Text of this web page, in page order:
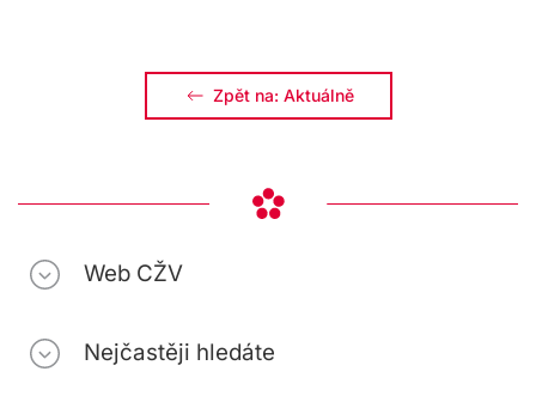
Zpět na: Aktuálně
Web CŽV
Nejčastěji hledáte